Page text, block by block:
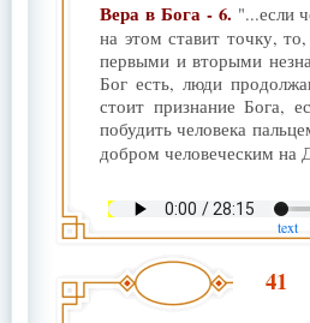
Вера в Бога - 6. "...если
на этом ставит точку,
первыми и вторыми
Бог есть, люди
стоит признание Бога,
побудить человека
добром человеческим на
text
41